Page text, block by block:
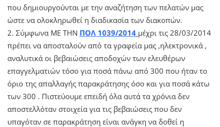
που δημιουργούνται με την αναζήτηση των πελατών μας
ώστε να ολοκληρωθεί η διαδικασία των διακοπών.
2. Σύμφωνα ΜΕ ΤΗΝ ΠΟΛ 1039/2014 μέχρι τις 28/03/2014
πρέπει να αποσταλούν από τα γραφεία μας ,ηλεκτρονικά ,
αναλυτικά οι βεβαιώσεις αποδοχών των ελευθέρων
επαγγελματιών τόσο για ποσά πάνω από 300 που ήταν το
όριο της απαλλαγής παρακράτησης όσο και για ποσά κάτω
των 300 . Πιστεύουμε επειδή όλα αυτά τα χρόνια δεν
αποστελλόταν στοιχεία για τις βεβαιώσεις που δεν
υπαγόταν σε παρακράτηση είναι ανάγκη να δοθεί η